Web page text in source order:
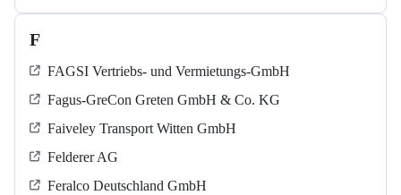
F
FAGSI Vertriebs- und Vermietungs-GmbH
Fagus-GreCon Greten GmbH & Co. KG
Faiveley Transport Witten GmbH
Felderer AG
Feralco Deutschland GmbH